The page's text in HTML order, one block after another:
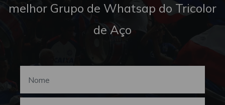
melhor Grupo de Whatsap do Tricolor
de Aço